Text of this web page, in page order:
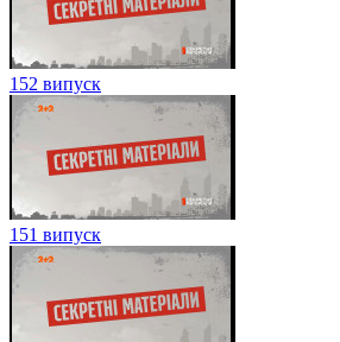
152 випуск
151 випуск